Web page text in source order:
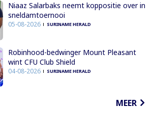
Niaaz Salarbaks neemt koppositie over in
sneldamtoernooi
05-08-2026 SURINAME HERALD
Robinhood-bedwinger Mount Pleasant
wint CFU Club Shield
04-08-2026 SURINAME HERALD
MEER